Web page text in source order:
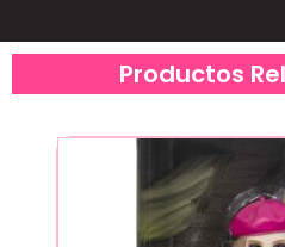
Productos